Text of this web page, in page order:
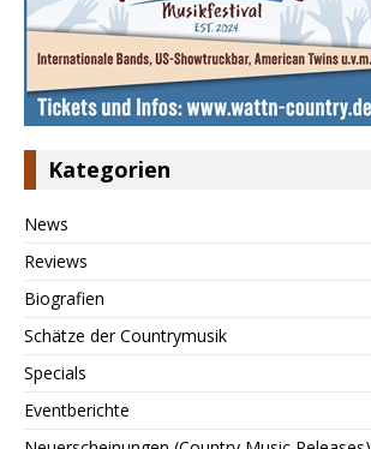
Kategorien
News
Reviews
Biografien
Schätze der Countrymusik
Specials
Eventberichte